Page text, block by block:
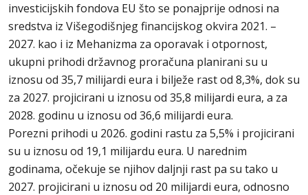
investicijskih fondova EU što se ponajprije odnosi na
sredstva iz Višegodišnjeg financijskog okvira 2021. –
2027. kao i iz Mehanizma za oporavak i otpornost,
ukupni prihodi državnog proračuna planirani su u
iznosu od 35,7 milijardi eura i bilježe rast od 8,3%, dok su
za 2027. projicirani u iznosu od 35,8 milijardi eura, a za
2028. godinu u iznosu od 36,6 milijardi eura.
Porezni prihodi u 2026. godini rastu za 5,5% i projicirani
su u iznosu od 19,1 milijardu eura. U narednim
godinama, očekuje se njihov daljnji rast pa su tako u
2027. projicirani u iznosu od 20 milijardi eura, odnosno